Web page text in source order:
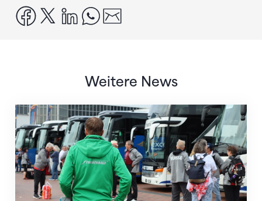
facebook
x linkedinwhatsapp
Weitere News
Twerenbold wird offizieller Reisepartner des STV